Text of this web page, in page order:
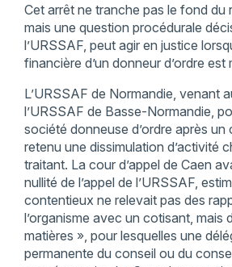
Cet arrêt ne tranche pas le fond du
mais une question procédurale
l’URSSAF, peut agir en justice
financière d’un donneur d’ordre
L’URSSAF de Normandie, venant
l’URSSAF de Basse-Normandie,
société donneuse d’ordre après
retenu une dissimulation d’activité
traitant. La cour d’appel de Caen
nullité de l’appel de l’URSSAF,
contentieux ne relevait pas des
l’organisme avec un cotisant, mais
matières », pour lesquelles une
permanente du conseil ou du